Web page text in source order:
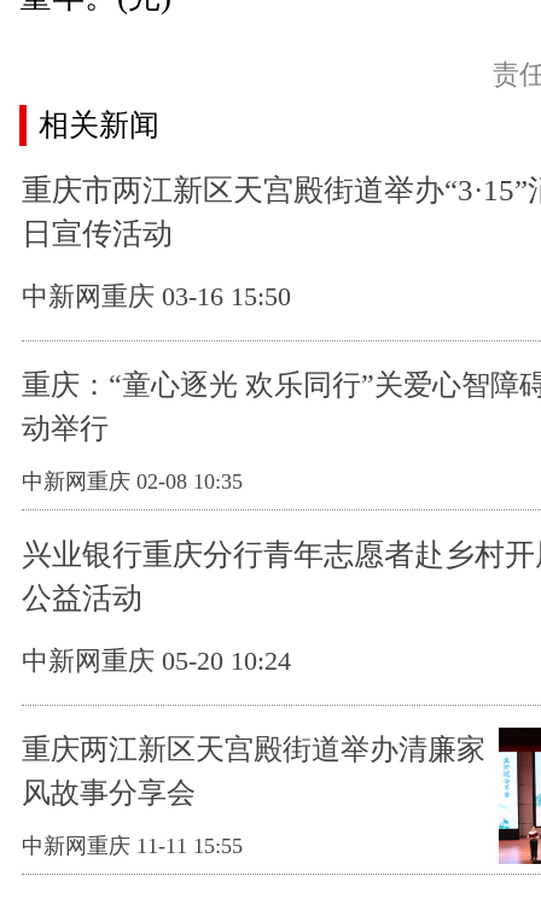
责
相关新闻
重庆市两江新区天宫殿街道举办“3·15”
日宣传活动
中新网重庆 03-16 15:50
重庆：“童心逐光 欢乐同行”关爱心智障
动举行
中新网重庆 02-08 10:35
兴业银行重庆分行青年志愿者赴乡村
公益活动
中新网重庆 05-20 10:24
重庆两江新区天宫殿街道举办清廉家
风故事分享会
中新网重庆 11-11 15:55